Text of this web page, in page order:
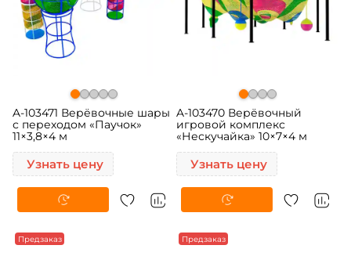
A-103471 Верёвочные шары
с переходом «Паучок»
11×3,8×4 м
Узнать цену
A-103470 Верёвочный
игровой комплекс
«Нескучайка» 10×7×4 м
Узнать цену
Предзаказ Предзаказ